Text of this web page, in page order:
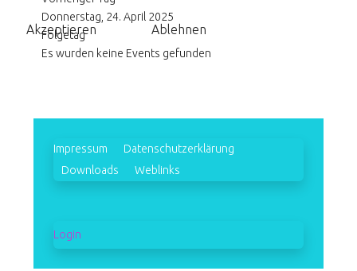
Donnerstag, 24. April 2025
Folgetag
Es wurden keine Events gefunden
Impressum
Datenschutzerklärung
Downloads
Weblinks
Login
Akzeptieren Ablehnen